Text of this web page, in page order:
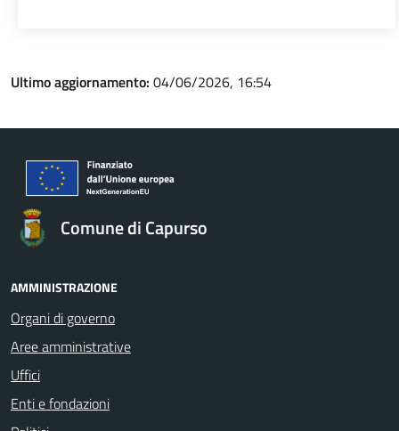
Ultimo aggiornamento: 04/06/2026, 16:54
Comune di Capurso
AMMINISTRAZIONE
Organi di governo
Aree amministrative
Uffici
Enti e fondazioni